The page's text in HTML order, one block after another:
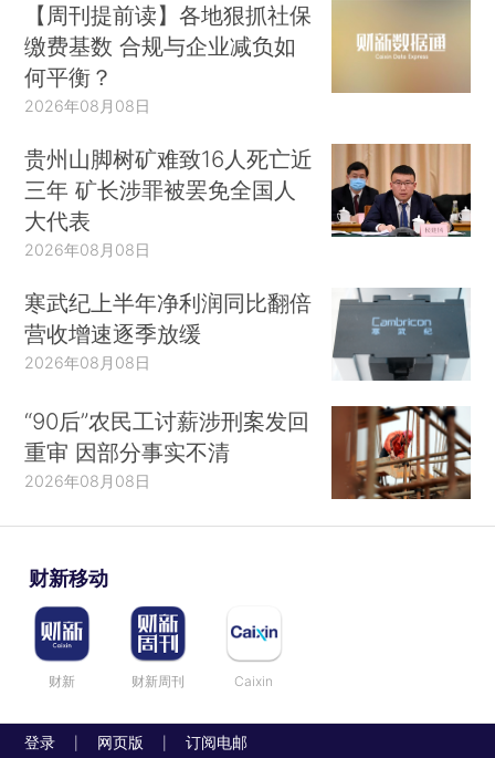
【周刊提前读】各地狠抓社保
缴费基数 合规与企业减负如
何平衡？
2026年08月08日
贵州山脚树矿难致16人死亡近
三年 矿长涉罪被罢免全国人
大代表
2026年08月08日
寒武纪上半年净利润同比翻倍
营收增速逐季放缓
2026年08月08日
“90后”农民工讨薪涉刑案发回
重审 因部分事实不清
2026年08月08日
财新移动
财新 财新周刊 Caixin
登录 网页版 订阅电邮